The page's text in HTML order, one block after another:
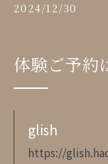
2024/12/30
体験ご予約
glish
https://